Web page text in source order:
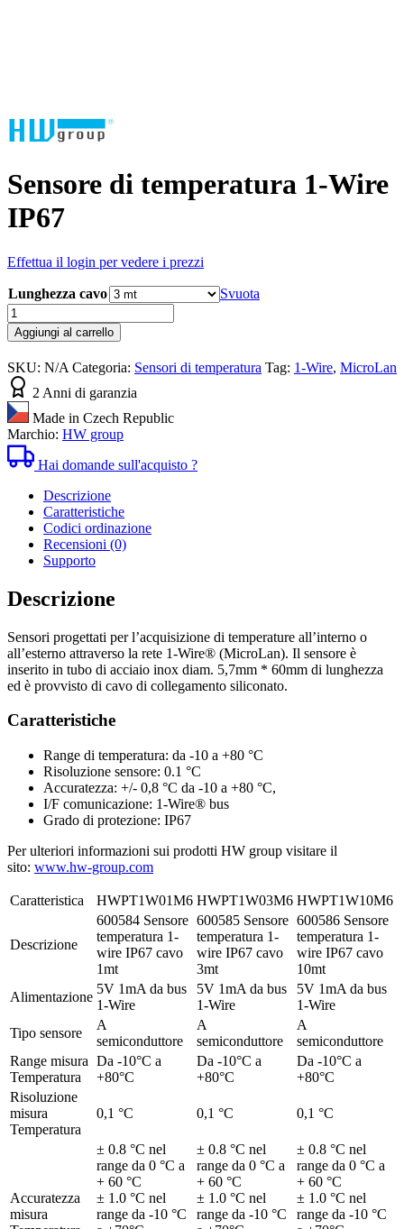
Sensore di temperatura 1-Wire
IP67
Effettua il login per vedere i prezzi
Lunghezza cavo
Svuota
Sensore
di
temperatura
1-
Wire
IP67
quantità
Aggiungi al carrello
SKU: N/A Categoria: Sensori di temperatura Tag: 1-Wire, MicroLan
2 Anni di garanzia
Made in Czech Republic
Marchio: HW group
Hai domande sull'acquisto ?
Descrizione
Caratteristiche
Codici ordinazione
Recensioni (0)
Supporto
Descrizione
Sensori progettati per l’acquisizione di temperature all’interno o
all’esterno attraverso la rete 1-Wire® (MicroLan). Il sensore è
inserito in tubo di acciaio inox diam. 5,7mm * 60mm di lunghezza
ed è provvisto di cavo di collegamento siliconato.
Caratteristiche
Range di temperatura: da -10 a +80 °C
Risoluzione sensore: 0.1 °C
Accuratezza: +/- 0,8 °C da -10 a +80 °C,
I/F comunicazione: 1-Wire® bus
Grado di protezione: IP67
Per ulteriori informazioni sui prodotti HW group visitare il
sito: www.hw-group.com
Caratteristica HWPT1W01M6 HWPT1W03M6 HWPT1W10M6
Descrizione
600584 Sensore
temperatura 1-
wire IP67 cavo
1mt
600585 Sensore
temperatura 1-
wire IP67 cavo
3mt
600586 Sensore
temperatura 1-
wire IP67 cavo
10mt
Alimentazione
5V 1mA da bus
1-Wire
5V 1mA da bus
1-Wire
5V 1mA da bus
1-Wire
Tipo sensore
A
semiconduttore
A
semiconduttore
A
semiconduttore
Range misura
Temperatura
Da -10°C a
+80°C
Da -10°C a
+80°C
Da -10°C a
+80°C
Risoluzione
misura
Temperatura
0,1 °C 0,1 °C 0,1 °C
Accuratezza
misura
± 0.8 °C nel
range da 0 °C a
+ 60 °C
± 1.0 °C nel
range da -10 °C
± 0.8 °C nel
range da 0 °C a
+ 60 °C
± 1.0 °C nel
range da -10 °C
± 0.8 °C nel
range da 0 °C a
+ 60 °C
± 1.0 °C nel
range da -10 °C